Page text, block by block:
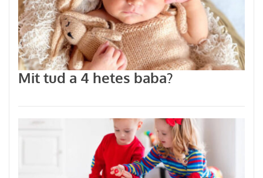
Mit tud a 4 hetes baba?